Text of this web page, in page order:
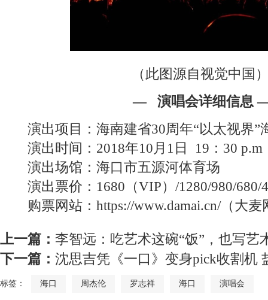
（此图源自视觉中国
— 演唱会详细信息
演出项目：海南建省30周年“以太视界”
演出时间：2018年10月1日 19：30 p.m
演出场馆：海口市五源河体育场
演出票价：1680（VIP）/1280/980/680/
购票网站：https://www.damai.cn/（大麦
上一篇： 李智远：吃艺术这碗“饭”，也写艺
下一篇： 沈思吉凭《一口》变身pick收割机
标签： 海口 周杰伦 罗志祥 海口 演唱会